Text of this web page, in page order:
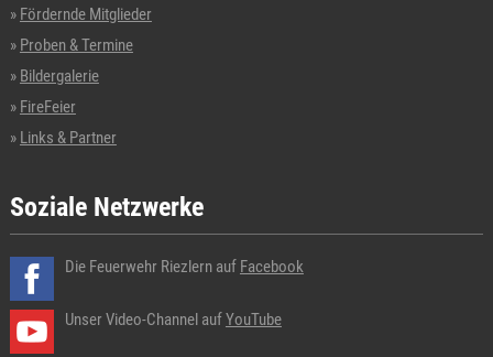
Fördernde Mitglieder
Proben & Termine
Bildergalerie
FireFeier
Links & Partner
Soziale Netzwerke
Die Feuerwehr Riezlern auf Facebook
Unser Video-Channel auf YouTube